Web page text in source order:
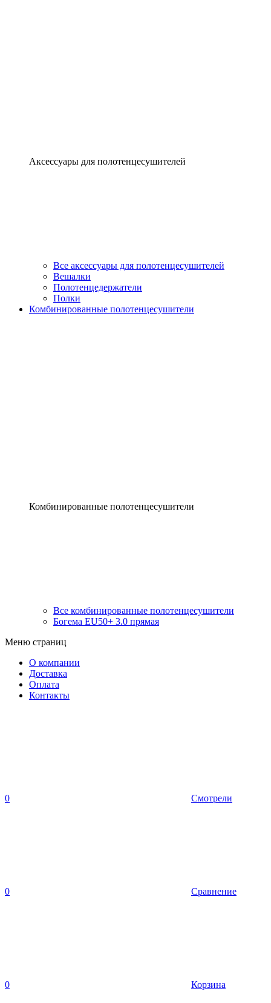
Аксессуары для полотенцесушителей
Все аксессуары для полотенцесушителей
Вешалки
Полотенцедержатели
Полки
Комбинированные полотенцесушители
Комбинированные полотенцесушители
Все комбинированные полотенцесушители
Богема EU50+ 3.0 прямая
Меню страниц
О компании
Доставка
Оплата
Контакты
0 Смотрели
0 Сравнение
0 Корзина